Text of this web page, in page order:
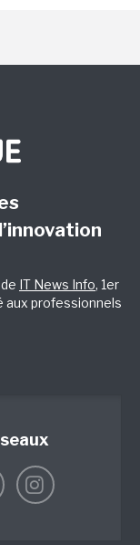
IT News Info, 1er
aux professionnels